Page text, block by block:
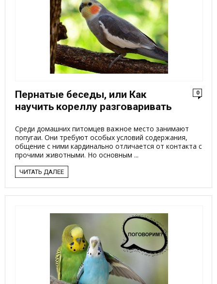
Пернатые беседы, или Как
научить кореллу разговаривать
0
Среди домашних питомцев важное место занимают
попугаи. Они требуют особых условий содержания,
общение с ними кардинально отличается от контакта с
прочими животными. Но основным ...
ЧИТАТЬ ДАЛЕЕ